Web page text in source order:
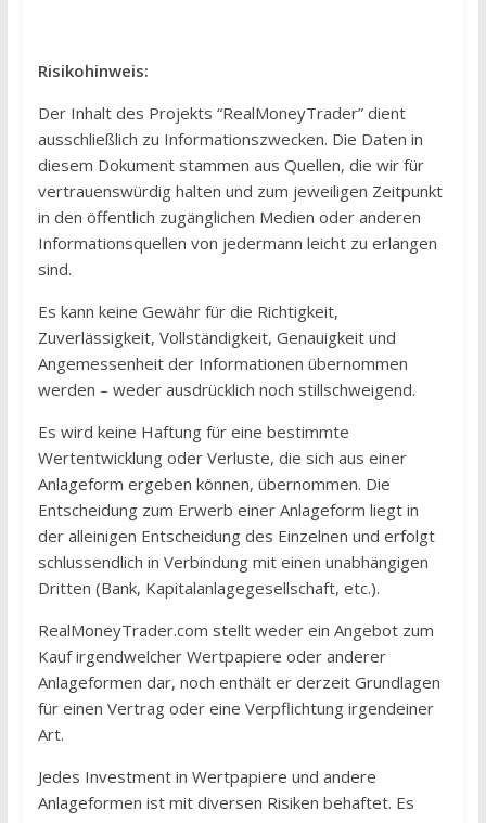
Risikohinweis:
Der Inhalt des Projekts “RealMoneyTrader” dient
ausschließlich zu Informationszwecken. Die Daten in
diesem Dokument stammen aus Quellen, die wir für
vertrauenswürdig halten und zum jeweiligen Zeitpunkt
in den öffentlich zugänglichen Medien oder anderen
Informationsquellen von jedermann leicht zu erlangen
sind.
Es kann keine Gewähr für die Richtigkeit,
Zuverlässigkeit, Vollständigkeit, Genauigkeit und
Angemessenheit der Informationen übernommen
werden – weder ausdrücklich noch stillschweigend.
Es wird keine Haftung für eine bestimmte
Wertentwicklung oder Verluste, die sich aus einer
Anlageform ergeben können, übernommen. Die
Entscheidung zum Erwerb einer Anlageform liegt in
der alleinigen Entscheidung des Einzelnen und erfolgt
schlussendlich in Verbindung mit einen unabhängigen
Dritten (Bank, Kapitalanlagegesellschaft, etc.).
RealMoneyTrader.com stellt weder ein Angebot zum
Kauf irgendwelcher Wertpapiere oder anderer
Anlageformen dar, noch enthält er derzeit Grundlagen
für einen Vertrag oder eine Verpflichtung irgendeiner
Art.
Jedes Investment in Wertpapiere und andere
Anlageformen ist mit diversen Risiken behaftet. Es